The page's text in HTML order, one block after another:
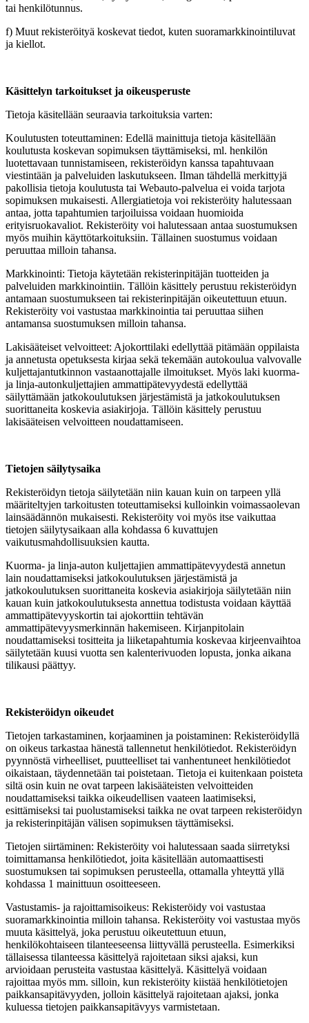
tai henkilötunnus.
f) Muut rekisteröityä koskevat tiedot, kuten suoramarkkinointiluvat
ja kiellot.
Käsittelyn tarkoitukset ja oikeusperuste
Tietoja käsitellään seuraavia tarkoituksia varten:
Koulutusten toteuttaminen: Edellä mainittuja tietoja käsitellään
koulutusta koskevan sopimuksen täyttämiseksi, ml. henkilön
luotettavaan tunnistamiseen, rekisteröidyn kanssa tapahtuvaan
viestintään ja palveluiden laskutukseen. Ilman tähdellä merkittyjä
pakollisia tietoja koulutusta tai Webauto-palvelua ei voida tarjota
sopimuksen mukaisesti. Allergiatietoja voi rekisteröity halutessaan
antaa, jotta tapahtumien tarjoiluissa voidaan huomioida
erityisruokavaliot. Rekisteröity voi halutessaan antaa suostumuksen
myös muihin käyttötarkoituksiin. Tällainen suostumus voidaan
peruuttaa milloin tahansa.
Markkinointi: Tietoja käytetään rekisterinpitäjän tuotteiden ja
palveluiden markkinointiin. Tällöin käsittely perustuu rekisteröidyn
antamaan suostumukseen tai rekisterinpitäjän oikeutettuun etuun.
Rekisteröity voi vastustaa markkinointia tai peruuttaa siihen
antamansa suostumuksen milloin tahansa.
Lakisääteiset velvoitteet: Ajokorttilaki edellyttää pitämään oppilaista
ja annetusta opetuksesta kirjaa sekä tekemään autokoulua valvovalle
kuljettajantutkinnon vastaanottajalle ilmoitukset. Myös laki kuorma-
ja linja-autonkuljettajien ammattipätevyydestä edellyttää
säilyttämään jatkokoulutuksen järjestämistä ja jatkokoulutuksen
suorittaneita koskevia asiakirjoja. Tällöin käsittely perustuu
lakisääteisen velvoitteen noudattamiseen.
Tietojen säilytysaika
Rekisteröidyn tietoja säilytetään niin kauan kuin on tarpeen yllä
määriteltyjen tarkoitusten toteuttamiseksi kulloinkin voimassaolevan
lainsäädännön mukaisesti. Rekisteröity voi myös itse vaikuttaa
tietojen säilytysaikaan alla kohdassa 6 kuvattujen
vaikutusmahdollisuuksien kautta.
Kuorma- ja linja-auton kuljettajien ammattipätevyydestä annetun
lain noudattamiseksi jatkokoulutuksen järjestämistä ja
jatkokoulutuksen suorittaneita koskevia asiakirjoja säilytetään niin
kauan kuin jatkokoulutuksesta annettua todistusta voidaan käyttää
ammattipätevyyskortin tai ajokorttiin tehtävän
ammattipätevyysmerkinnän hakemiseen. Kirjanpitolain
noudattamiseksi tositteita ja liiketapahtumia koskevaa kirjeenvaihtoa
säilytetään kuusi vuotta sen kalenterivuoden lopusta, jonka aikana
tilikausi päättyy.
Rekisteröidyn oikeudet
Tietojen tarkastaminen, korjaaminen ja poistaminen: Rekisteröidyllä
on oikeus tarkastaa hänestä tallennetut henkilötiedot. Rekisteröidyn
pyynnöstä virheelliset, puutteelliset tai vanhentuneet henkilötiedot
oikaistaan, täydennetään tai poistetaan. Tietoja ei kuitenkaan poisteta
siltä osin kuin ne ovat tarpeen lakisääteisten velvoitteiden
noudattamiseksi taikka oikeudellisen vaateen laatimiseksi,
esittämiseksi tai puolustamiseksi taikka ne ovat tarpeen rekisteröidyn
ja rekisterinpitäjän välisen sopimuksen täyttämiseksi.
Tietojen siirtäminen: Rekisteröity voi halutessaan saada siirretyksi
toimittamansa henkilötiedot, joita käsitellään automaattisesti
suostumuksen tai sopimuksen perusteella, ottamalla yhteyttä yllä
kohdassa 1 mainittuun osoitteeseen.
Vastustamis- ja rajoittamisoikeus: Rekisteröidy voi vastustaa
suoramarkkinointia milloin tahansa. Rekisteröity voi vastustaa myös
muuta käsittelyä, joka perustuu oikeutettuun etuun,
henkilökohtaiseen tilanteeseensa liittyvällä perusteella. Esimerkiksi
tällaisessa tilanteessa käsittelyä rajoitetaan siksi ajaksi, kun
arvioidaan perusteita vastustaa käsittelyä. Käsittelyä voidaan
rajoittaa myös mm. silloin, kun rekisteröity kiistää henkilötietojen
paikkansapitävyyden, jolloin käsittelyä rajoitetaan ajaksi, jonka
kuluessa tietojen paikkansapitävyys varmistetaan.